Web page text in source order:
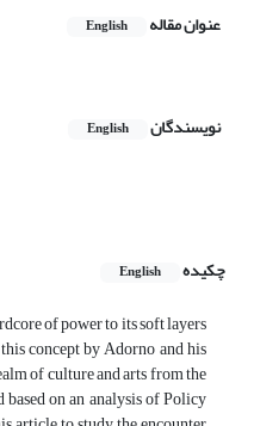
عنوان مقاله English
نویسندگان English
چکیده
English
of power to its soft layers
concept by Adorno and his
of culture and arts from the
on an analysis of Policy